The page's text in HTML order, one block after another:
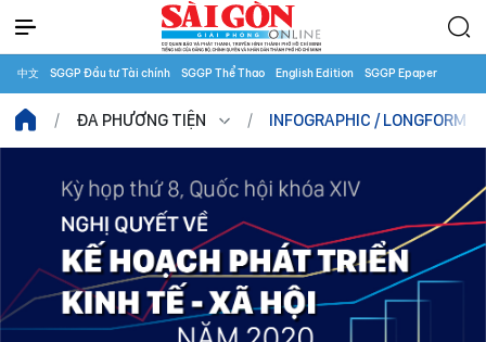
中文 SGGP Đầu tư Tài chính SGGP Thể Thao English Edition SGGP Epaper
ĐA PHƯƠNG TIỆN INFOGRAPHIC / LONGFORM